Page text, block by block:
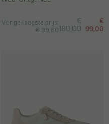
Vorige laagste prijs:
€ 99,00
€
180,00
€
99,00